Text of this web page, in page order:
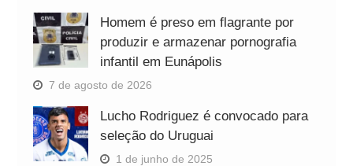
Homem é preso em flagrante por
produzir e armazenar pornografia
infantil em Eunápolis
7 de agosto de 2026
Lucho Rodriguez é convocado para
seleção do Uruguai
1 de junho de 2025